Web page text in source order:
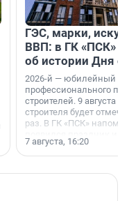
ГЭС, марки,
ВВП: в ГК «ПСК»
об истории Дня
2026-й — юбилейный
профессионального
строителей. 9 августа
строителя будет
раз. В ГК «ПСК»
поменялась роль
7 августа, 16:20